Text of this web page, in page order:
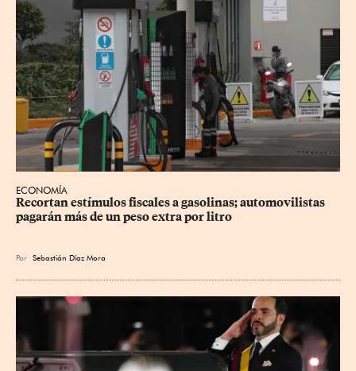
ECONOMÍA
Recortan estímulos fiscales a gasolinas; automovilistas
pagarán más de un peso extra por litro
Por Sebastián Díaz Mora